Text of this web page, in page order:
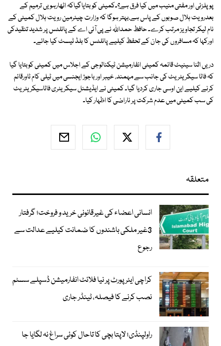
پوپلزئی اور مفتی منیب میں کیا فرق ہے؟۔کمیٹی کو بتایاگیاکہ اٹھارہویں ترمیم کے
بعدرویت ہلال صوبوں کے پاس ہے،بہتر ہوگا کہ وزارت چیئرمین رویت ہلال کمیٹی کے
نام لیکر تجاویز مرتب کرے۔ حافظ حمداللہ نے پی آئی اے کے پائلٹس پر شدید تنقیدکی
اورکہا کہ مسافروں کی جان کے تحفظ کیلیے پائلٹس کا بلڈ ٹیسٹ کیا جائے۔
دریں اثنا سینیٹ قائمہ کمیٹی انفارمیشن ٹیکنالوجی کے اجلاس میں کمیٹی کوبتایا گیا
کہ فاٹا سیکریٹریٹ کی جانب سے مہمند، خیبر اور باجوڑ ایجنسی میں ٹیلی کام ٹاورقائم
کرنے کیلیے این اوسی جاری کردیا گیا۔ کمیٹی نے ایڈیشنل سیکریٹری فاٹاسیکریٹریٹ
کی سب کمیٹی میں عدم شرکت پر ناراضی کا اظہار کیا۔
متعلقہ
انسانی اعضاء کی غیرقانونی خرید و فروخت؛ گرفتار
3غیر ملکی باشندوں کا ضمانت کیلیے عدالت سے
رجوع
کراچی ایئرپورٹ پر نیا فلائٹ انفارمیشن ڈسپلے سسٹم
نصب کرنے کا فیصلہ، ٹینڈر جاری
راولپنڈی؛ لاپتا بچی کا تاحال کوئی سراغ نہ لگایا جا